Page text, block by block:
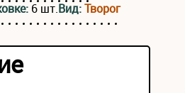
6 шт.Вид:Творог